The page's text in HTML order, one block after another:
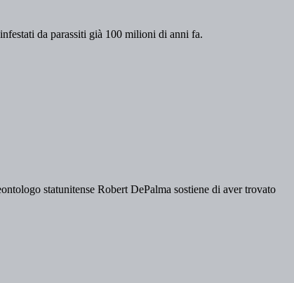
da parassiti già 100 milioni di anni fa.
statunitense Robert DePalma sostiene di aver trovato